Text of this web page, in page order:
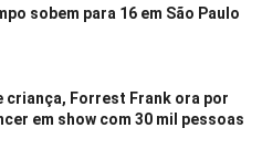
sobem para 16 em São Paulo
criança, Forrest Frank ora por
em show com 30 mil pessoas